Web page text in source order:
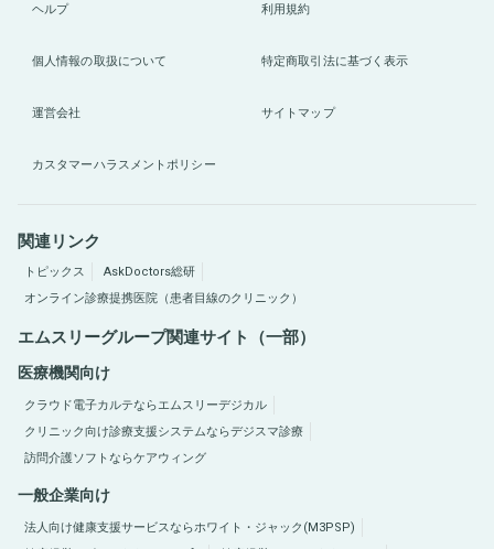
ヘルプ 利用規約
個人情報の取扱について 特定商取引法に基づく表示
運営会社 サイトマップ
カスタマーハラスメントポリシー
関連リンク
トピックス
AskDoctors総研
オンライン診療提携医院（患者目線のクリニック）
エムスリーグループ関連サイト（一部）
医療機関向け
クラウド電子カルテならエムスリーデジカル
クリニック向け診療支援システムならデジスマ診療
訪問介護ソフトならケアウィング
一般企業向け
法人向け健康支援サービスならホワイト・ジャック(M3PSP)